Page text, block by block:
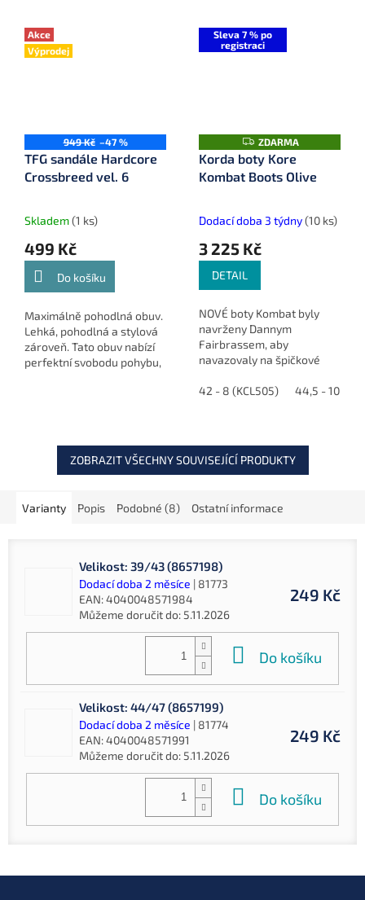
Akce
Výprodej
949 Kč –47 %
TFG sandále Hardcore
Crossbreed vel. 6
Skladem(1 ks)
499 Kč
Do košíku
Maximálně pohodlná obuv.
Lehká, pohodlná a stylová
zároveň. Tato obuv nabízí
perfektní svobodu pohybu,
Sleva 7 % po
registraci
Z
D
A
R
ZDARMA
Korda boty Kore
Kombat Boots Olive
Dodací doba 3 týdny(10 ks)
3 225 Kč
DETAIL
NOVÉ boty Kombat byly
navrženy Dannym
Fairbrassem, aby
navazovaly na špičkové
dříve nosil při svém
42 - 8 (KCL505) 44,5 - 10
ZOBRAZIT VŠECHNY SOUVISEJÍCÍ PRODUKTY
Varianty Popis Podobné (8) Ostatní informace
Velikost: 39/43 (8657198)
Dodací doba 2 měsíce | 81773
EAN:4040048571984
Můžeme doručit do: 5.11.2026
249 Kč
Do košíku
Velikost: 44/47 (8657199)
Dodací doba 2 měsíce | 81774
EAN:4040048571991
Můžeme doručit do: 5.11.2026
249 Kč
Do košíku